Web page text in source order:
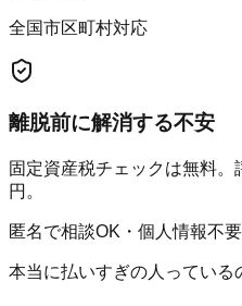
全国市区町村対応
離脱前に解消する不安
固定資産税チェックは無料
円。
匿名で相談OK・個人情報不要
本当に払いすぎの人っている